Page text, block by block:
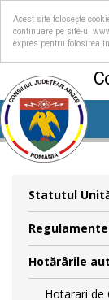
Acest site folosește
continuare pe site-ul
expres pentru folosirea
Statutul
Hotărârile
Hotarari de